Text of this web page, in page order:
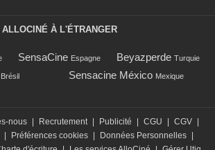
ALLOCINÉ À L'ÉTRANGER
SensaCine Espagne Beyazperde Turquie
Brésil Sensacine México Mexique
nous | Recrutement | Publicité | CGU | CGV |
| Préférences cookies | Données Personnelles |